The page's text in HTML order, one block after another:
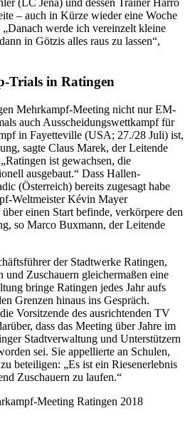
(LC Jena) und dessen Trainer Harro
– auch in Kürze wieder eine Woche
werde ich vereinzelt kleine
in Götzis alles raus zu lassen“,
Trials in Ratingen
Mehrkampf-Meeting nicht nur EM-
auch Ausscheidungswettkampf für
in Fayetteville (USA; 27./28 Juli) ist,
sagte Claus Marek, der Leitende
ist gewachsen, die
ausgebaut.“ Dass Hallen-
(Österreich) bereits zugesagt habe
Weltmeister Kévin Mayer
einen Start befinde, verkörpere den
so Marco Buxmann, der Leitende
der Stadtwerke Ratingen,
Zuschauern gleichermaßen eine
bringe Ratingen jedes Jahr aufs
Grenzen hinaus ins Gespräch.
Vorsitzende des ausrichtenden TV
dass das Meeting über Jahre im
Stadtverwaltung und Unterstützern
sei. Sie appellierte an Schulen,
beteiligen: „Es ist ein Riesenerlebnis
Zuschauern zu laufen.“
Meeting Ratingen 2018